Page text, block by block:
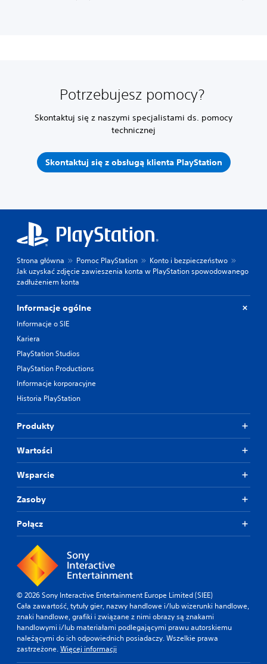
Potrzebujesz pomocy?
Skontaktuj się z naszymi specjalistami ds. pomocy
technicznej
Skontaktuj się z obsługą klienta PlayStation
Strona główna Pomoc PlayStation
Konto i bezpieczeństwo
Jak uzyskać zdjęcie zawieszenia konta w PlayStation spowodowanego
zadłużeniem konta
Informacje ogólne
Informacje o SIE
Kariera
PlayStation Studios
PlayStation Productions
Informacje korporacyjne
Historia PlayStation
Produkty
Wartości
Wsparcie
Zasoby
Połącz
© 2026 Sony Interactive Entertainment Europe Limited (SIEE)
Cała zawartość, tytuły gier, nazwy handlowe i/lub wizerunki handlowe,
znaki handlowe, grafiki i związane z nimi obrazy są znakami
handlowymi i/lub materiałami podlegającymi prawu autorskiemu
należącymi do ich odpowiednich posiadaczy. Wszelkie prawa
zastrzeżone.Więcej informacji